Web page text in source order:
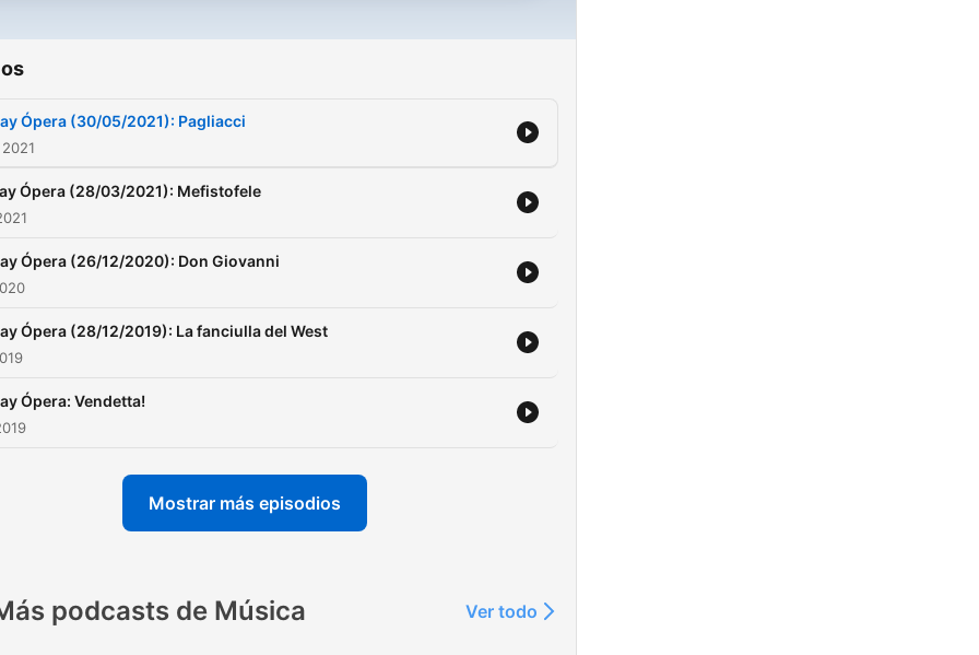
Ópera (30/05/2021): Pagliacci
Ópera (28/03/2021): Mefistofele
Ópera (26/12/2020): Don Giovanni
Ópera (28/12/2019): La fanciulla del West
Ópera: Vendetta!
Mostrar más episodios
podcasts de Música Ver todo